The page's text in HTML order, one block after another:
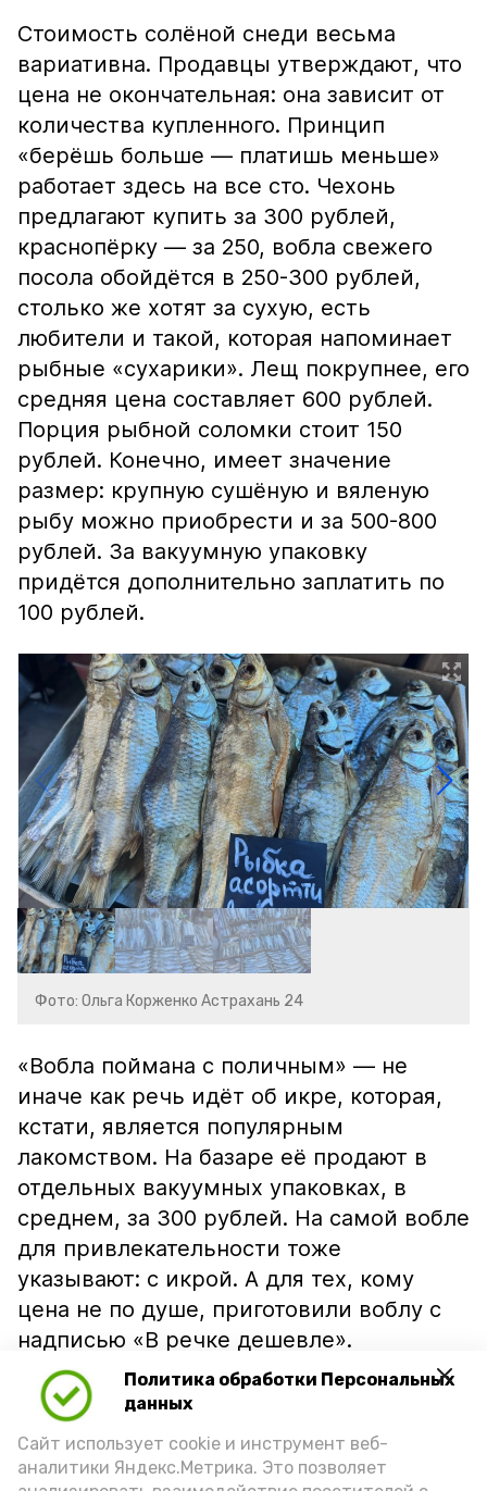
Политика обработки Персональных
данных
Сайт использует cookie и инструмент веб-
аналитики Яндекс.Метрика. Это позволяет
Стоимость солёной снеди весьма
вариативна. Продавцы утверждают, что
цена не окончательная: она зависит от
количества купленного. Принцип
«берёшь больше — платишь меньше»
работает здесь на все сто. Чехонь
предлагают купить за 300 рублей,
краснопёрку — за 250, вобла свежего
посола обойдётся в 250-300 рублей,
столько же хотят за сухую, есть
любители и такой, которая напоминает
рыбные «сухарики». Лещ покрупнее, его
средняя цена составляет 600 рублей.
Порция рыбной соломки стоит 150
рублей. Конечно, имеет значение
размер: крупную сушёную и вяленую
рыбу можно приобрести и за 500-800
рублей. За вакуумную упаковку
придётся дополнительно заплатить по
100 рублей.
Фото: Ольга Корженко Астрахань 24
«Вобла поймана с поличным» — не
иначе как речь идёт об икре, которая,
кстати, является популярным
лакомством. На базаре её продают в
отдельных вакуумных упаковках, в
среднем, за 300 рублей. На самой вобле
для привлекательности тоже
указывают: с икрой. А для тех, кому
цена не по душе, приготовили воблу с
надписью «В речке дешевле».